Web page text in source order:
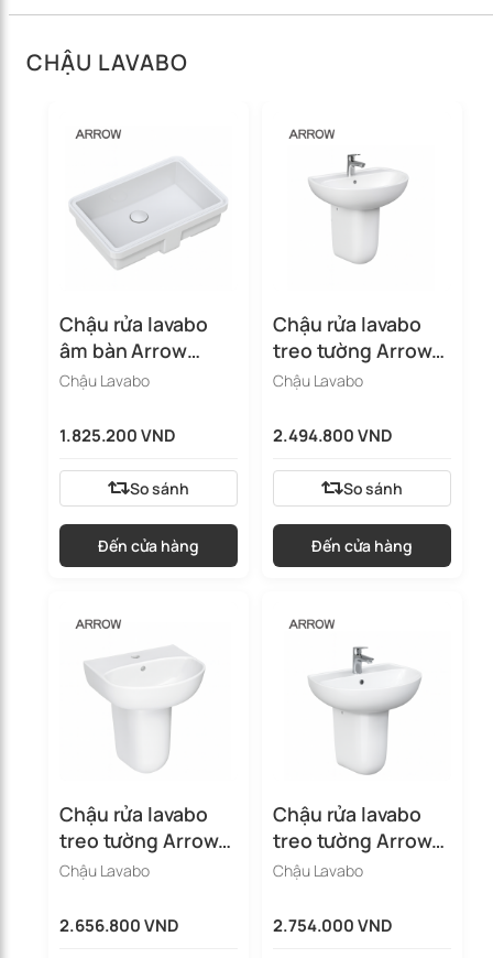
CHẬU LAVABO
Chậu rửa lavabo
âm bàn Arrow
AP41020C
Chậu Lavabo
1.825.200 VND
So sánh
Đến cửa hàng
Chậu rửa lavabo
treo tường Arrow
AHP31017C/AHL910
Chậu Lavabo
2.494.800 VND
So sánh
Đến cửa hàng
Chậu rửa lavabo
treo tường Arrow
AHP31005B/AHL91
Chậu Lavabo
2.656.800 VND
Chậu rửa lavabo
treo tường Arrow
AHP31018C/AHL90
Chậu Lavabo
2.754.000 VND